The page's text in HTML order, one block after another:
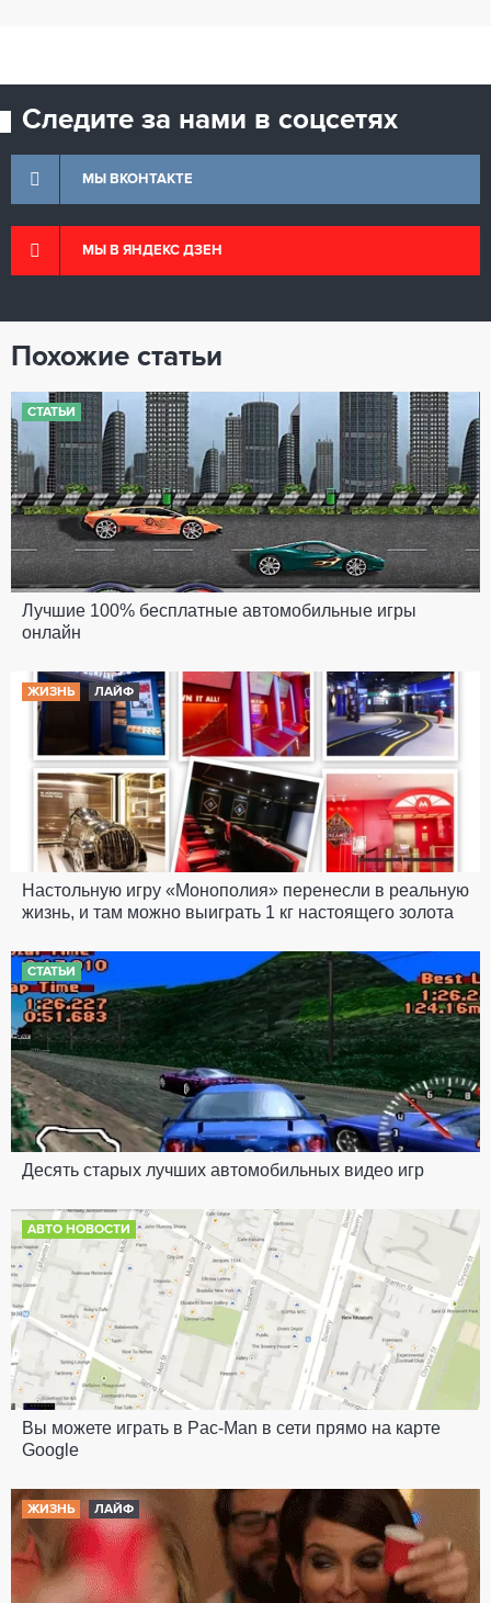
Следите за нами в соцсетях
МЫ ВКОНТАКТЕ
МЫ В ЯНДЕКС ДЗЕН
Похожие статьи
СТАТЬИ
Лучшие 100% бесплатные автомобильные игры
онлайн
ЖИЗНЬ ЛАЙФ
Настольную игру «Монополия» перенесли в реальную
жизнь, и там можно выиграть 1 кг настоящего золота
СТАТЬИ
Десять старых лучших автомобильных видео игр
АВТО НОВОСТИ
Вы можете играть в Pac-Man в сети прямо на карте
Google
ЖИЗНЬ ЛАЙФ